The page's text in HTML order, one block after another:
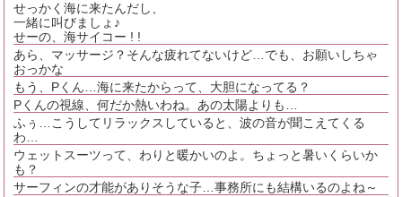
せっかく海に来たんだし、
一緒に叫びましょ♪
せーの、海サイコー ! !
あら、マッサージ？そんな疲れてないけど…でも、お願いしちゃ
おっかな
もう、Pくん…海に来たからって、大胆になってる？
Pくんの視線、何だか熱いわね。あの太陽よりも…
ふぅ…こうしてリラックスしていると、波の音が聞こえてくる
わ…
ウェットスーツって、わりと暖かいのよ。ちょっと暑いくらいか
も？
サーフィンの才能がありそうな子…事務所にも結構いるのよね～